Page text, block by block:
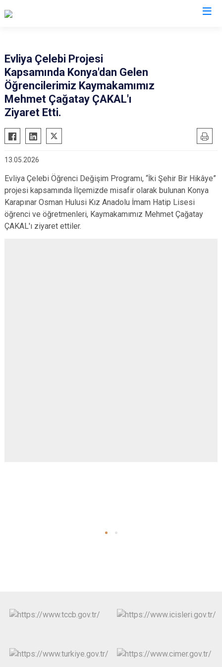
Akçakale
Birecik
Bozova
Halfeti
Harran
Siverek
Suruç
Evliya Çelebi Projesi
Kapsamında Konya'dan Gelen
Öğrencilerimiz Kaymakamımız
Mehmet Çağatay ÇAKAL'ı
Ziyaret Etti.
13.05.2026
Evliya Çelebi Öğrenci Değişim Programı, “İki Şehir Bir Hikâye”
projesi kapsamında İlçemizde misafir olarak bulunan Konya
Karapınar Osman Hulusi Kız Anadolu İmam Hatip Lisesi
öğrenci ve öğretmenleri, Kaymakamımız Mehmet Çağatay
ÇAKAL'ı ziyaret ettiler.